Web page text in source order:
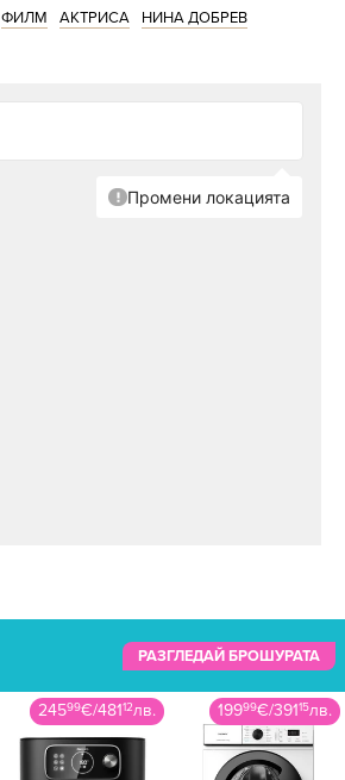
ФИЛМ АКТРИСА НИНА ДОБРЕВ
РАЗГЛЕДАЙ БРОШУРАТА
19999€/39115лв. 86900€/169962лв.